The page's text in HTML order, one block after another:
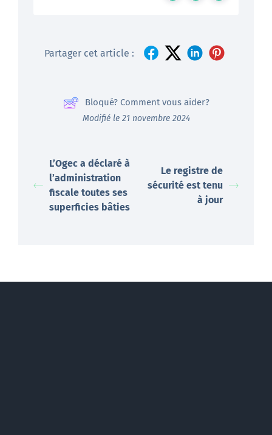
Partager cet article :
Bloqué? Comment vous aider?
Modifié le 21 novembre 2024
L’Ogec a déclaré à
l’administration
fiscale toutes ses
superficies bâties
Le registre de
sécurité est tenu
à jour